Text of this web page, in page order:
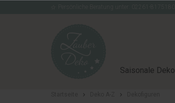
Saisonale Deko